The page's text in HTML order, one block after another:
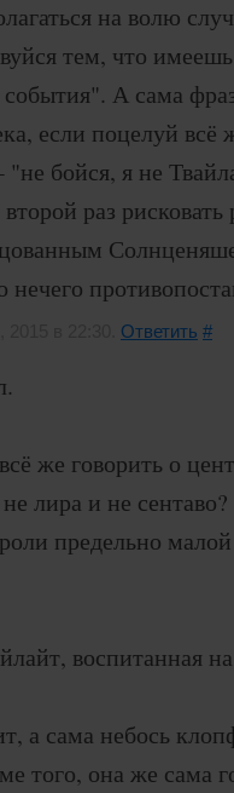
на волю
тем, что
А сама
если поцелуй всё
бойся, я не
раз рисковать
нечего
Ответить #
же говорить о
лира и не
роли предельно
воспитанная
а сама небось
того, она же сама